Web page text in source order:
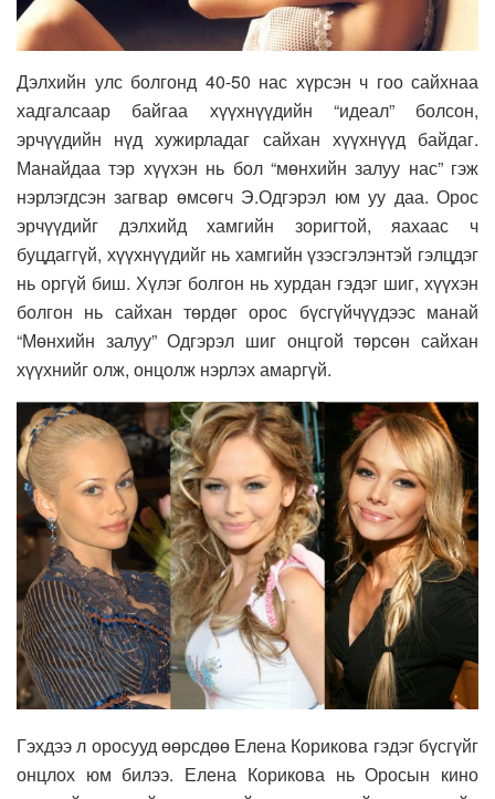
Дэлхийн улс болгонд 40-50 нас хүрсэн ч гоо сайхнаа
хадгалсаар байгаа хүүхнүүдийн “идеал” болсон,
эрчүүдийн нүд хужирладаг сайхан хүүхнүүд байдаг.
Манайдаа тэр хүүхэн нь бол “мөнхийн залуу нас” гэж
нэрлэгдсэн загвар өмсөгч Э.Одгэрэл юм уу даа. Орос
эрчүүдийг дэлхийд хамгийн зоригтой, яахаас ч
буцдаггүй, хүүхнүүдийг нь хамгийн үзэсгэлэнтэй гэлцдэг
нь оргүй биш. Хүлэг болгон нь хурдан гэдэг шиг, хүүхэн
болгон нь сайхан төрдөг орос бүсгүйчүүдээс манай
“Мөнхийн залуу” Одгэрэл шиг онцгой төрсөн сайхан
хүүхнийг олж, онцолж нэрлэх амаргүй.
Гэхдээ л оросууд өөрсдөө Елена Корикова гэдэг бүсгүйг
онцлох юм билээ. Елена Корикова нь Оросын кино